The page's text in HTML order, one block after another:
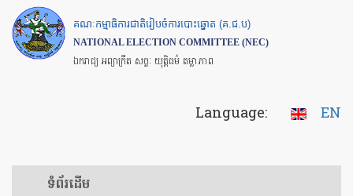
Skip
to
main
គណៈកម្មាធិការជាតិរៀបចំការបោះឆ្នោត (គ.ជ.ប)
NATIONAL ELECTION COMMITTEE (NEC)
ឯករាជ្យ អព្យាក្រឹត សច្ចៈ យុត្តិធម៌ តម្លាភាព
Language: EN
ទំព័រ​ដើម